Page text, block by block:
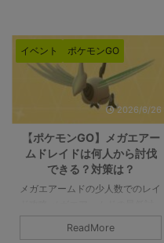
イベント ポケモンGO
2026/6/26
【ポケモンGO】メガエアー
ムドレイドは何人から討伐
できる？対策は？
メガエアームドの少人数でのレイ
伐人数は8人以上です。シールド
を破るのが8人であって、参加者
ReadMore